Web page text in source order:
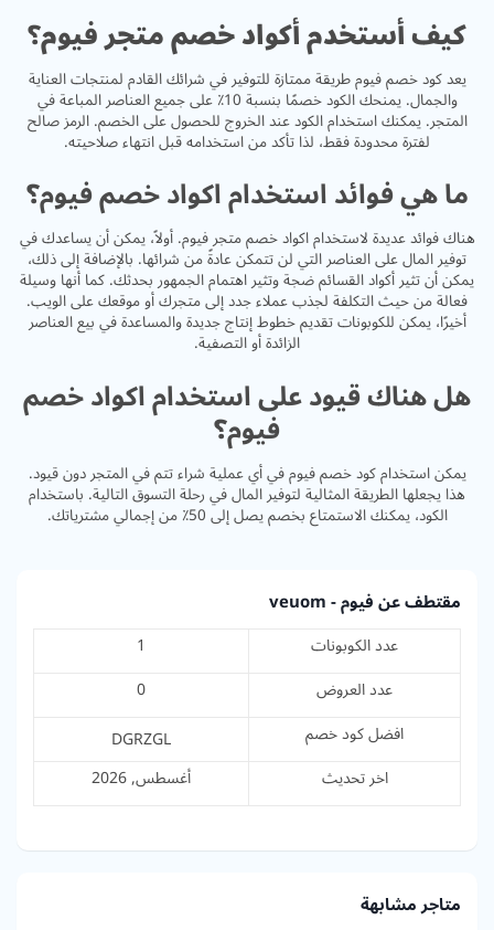
كيف أستخدم أكواد خصم متجر فيوم؟
يعد كود خصم فيوم طريقة ممتازة للتوفير في شرائك القادم لمنتجات العناية
والجمال. يمنحك الكود خصمًا بنسبة 10٪ على جميع العناصر المباعة في
المتجر. يمكنك استخدام الكود عند الخروج للحصول على الخصم. الرمز صالح
لفترة محدودة فقط، لذا تأكد من استخدامه قبل انتهاء صلاحيته.
ما هي فوائد استخدام اكواد خصم فيوم؟
هناك فوائد عديدة لاستخدام اكواد خصم متجر فيوم. أولاً، يمكن أن يساعدك في
توفير المال على العناصر التي لن تتمكن عادةً من شرائها. بالإضافة إلى ذلك،
يمكن أن تثير أكواد القسائم ضجة وتثير اهتمام الجمهور بحدثك. كما أنها وسيلة
فعالة من حيث التكلفة لجذب عملاء جدد إلى متجرك أو موقعك على الويب.
أخيرًا، يمكن للكوبونات تقديم خطوط إنتاج جديدة والمساعدة في بيع العناصر
الزائدة أو التصفية.
هل هناك قيود على استخدام اكواد خصم
فيوم؟
يمكن استخدام كود خصم فيوم في أي عملية شراء تتم في المتجر دون قيود.
هذا يجعلها الطريقة المثالية لتوفير المال في رحلة التسوق التالية. باستخدام
الكود، يمكنك الاستمتاع بخصم يصل إلى 50٪ من إجمالي مشترياتك.
مقتطف عن فيوم - veuom
عدد الكوبونات
1
عدد العروض
0
افضل كود خصم
DGRZGL
اخر تحديث
أغسطس, 2026
متاجر مشابهة